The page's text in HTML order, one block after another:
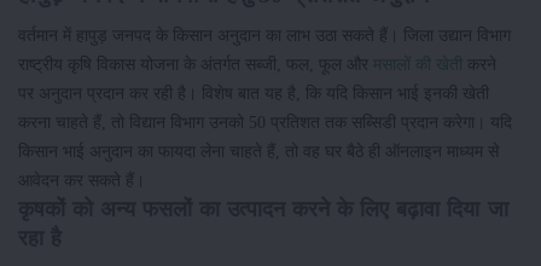
वर्तमान में हापुड़ जनपद के किसान अनुदान का लाभ उठा सकते हैं। जिला उद्यान विभाग
राष्ट्रीय कृषि विकास योजना के अंतर्गत सब्जी, फल, फूल और मसालों की खेती
करने
पर अनुदान प्रदान कर रही है। विशेष बात यह है, कि यदि किसान भाई इनकी खेती
करना चाहते हैं, तो विद्यान विभाग उनको 50 प्रतिशत तक सब्सिडी प्रदान करेगा। यदि
किसान भाई अनुदान का फायदा लेना चाहते हैं, तो वह घर बैठे ही ऑनलाइन माध्यम से
आवेदन कर सकते हैं।